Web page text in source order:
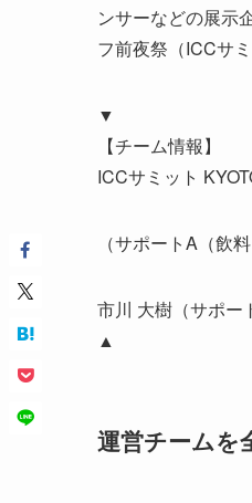
ンサーなどの展示
フ前夜祭（ICCサ
▼
【チーム情報】
ICCサミット
（サポートA（飲
市川 大樹（サポー
▲
運営チームを